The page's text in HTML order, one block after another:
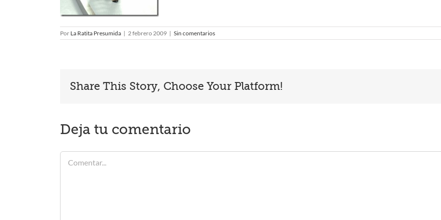
Por La Ratita Presumida | 2 febrero 2009 | Sin comentarios
Share This Story, Choose Your Platform!
Deja tu comentario
Comentar